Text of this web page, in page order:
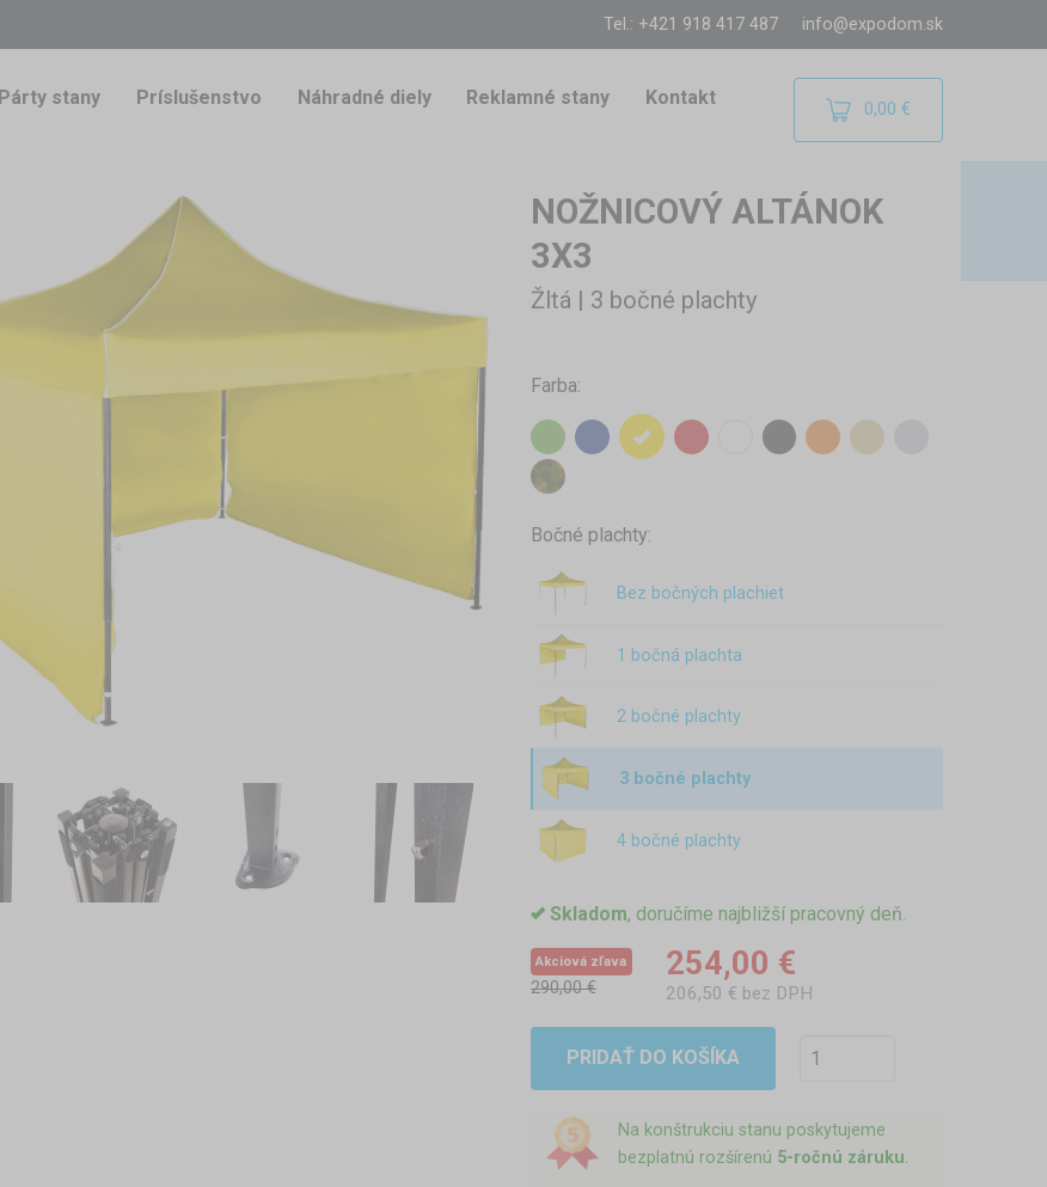
Tel.: +421 918 417 487 info@expodom.sk
Párty stany Príslušenstvo Náhradné diely Reklamné stany Kontakt 0,00 €
NOŽNICOVÝ ALTÁNOK
3X3
Žltá | 3 bočné plachty
Farba:
Bočné plachty:
Bez bočných plachiet
1 bočná plachta
2 bočné plachty
3 bočné plachty
4 bočné plachty
Skladom, doručíme najbližší pracovný deň.
Akciová zľava
290,00 €
254,00 €
206,50 € bez DPH
PRIDAŤ DO KOŠÍKA
Na konštrukciu stanu poskytujeme
bezplatnú rozšírenú 5-ročnú záruku.